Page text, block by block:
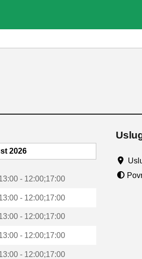
2026
- 12:00;17:00
- 12:00;17:00
- 12:00;17:00
- 12:00;17:00
- 12:00;17:00